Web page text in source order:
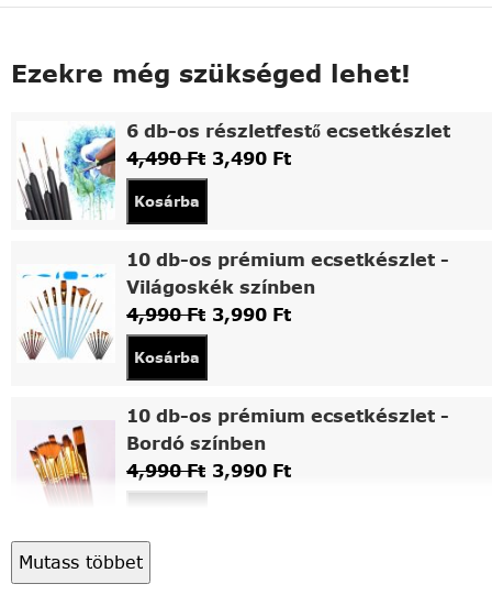
Ezekre még szükséged lehet!
6 db-os részletfestő ecsetkészlet
4,490Ft 3,490 Ft
Kosárba
10 db-os prémium ecsetkészlet -
Világoskék színben
4,990Ft 3,990 Ft
Kosárba
10 db-os prémium ecsetkészlet -
Bordó színben
4,990Ft 3,990 Ft
Asztali fa festőállvány
Mutass többet